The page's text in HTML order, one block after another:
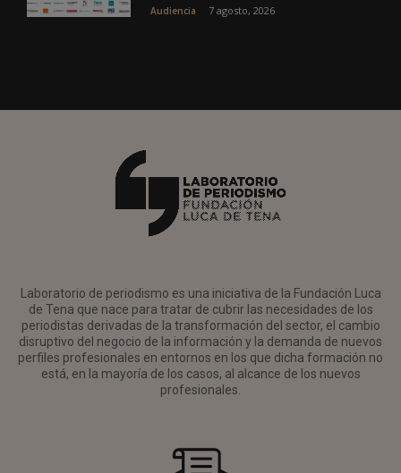
Audiencia 7 agosto, 2026
Laboratorio de periodismo es una iniciativa de la Fundación Luca
de Tena que nace para tratar de cubrir las necesidades de los
periodistas derivadas de la transformación del sector, el cambio
disruptivo del negocio de la información y la demanda de nuevos
perfiles profesionales en entornos en los que dicha formación no
está, en la mayoría de los casos, al alcance de los nuevos
profesionales.